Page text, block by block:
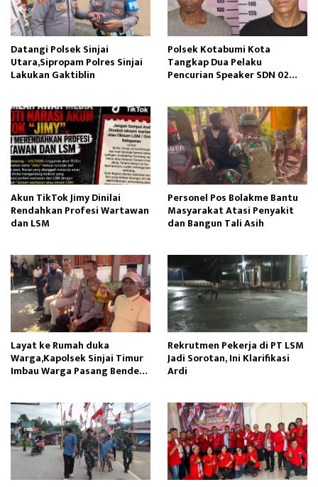
Datangi Polsek Sinjai
Utara,Sipropam Polres Sinjai
Lakukan Gaktiblin
Polsek Kotabumi Kota
Tangkap Dua Pelaku
Pencurian Speaker SDN 02
Akun TikTok Jimy Dinilai
Rendahkan Profesi Wartawan
dan LSM
Personel Pos Bolakme Bantu
Masyarakat Atasi Penyakit
dan Bangun Tali Asih
Layat ke Rumah duka
Warga,Kapolsek Sinjai Timur
Imbau Warga Pasang Bendera
Rekrutmen Pekerja di PT LSM
Jadi Sorotan, Ini Klarifikasi
Ardi